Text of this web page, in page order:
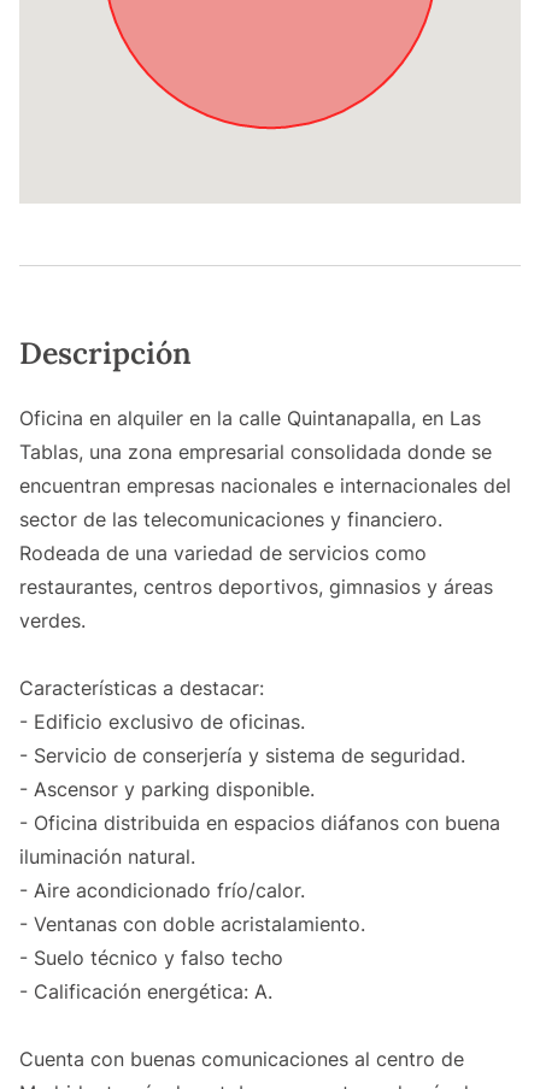
Descripción
Oficina en alquiler en la calle Quintanapalla, en Las
Tablas, una zona empresarial consolidada donde se
encuentran empresas nacionales e internacionales del
sector de las telecomunicaciones y financiero.
Rodeada de una variedad de servicios como
restaurantes, centros deportivos, gimnasios y áreas
verdes.
Características a destacar:
- Edificio exclusivo de oficinas.
- Servicio de conserjería y sistema de seguridad.
- Ascensor y parking disponible.
- Oficina distribuida en espacios diáfanos con buena
iluminación natural.
- Aire acondicionado frío/calor.
- Ventanas con doble acristalamiento.
- Suelo técnico y falso techo
- Calificación energética: A.
Cuenta con buenas comunicaciones al centro de